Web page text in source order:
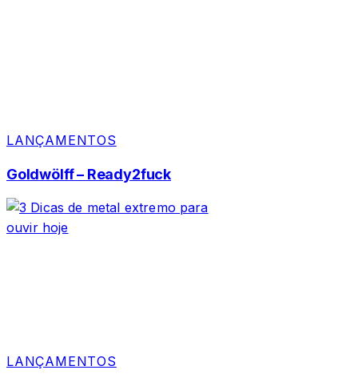
LANÇAMENTOS
Goldwölff – Ready2fuck
LANÇAMENTOS